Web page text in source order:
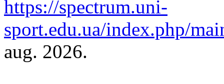
https://spectrum.uni-
sport.edu.ua/index.php/
aug. 2026.